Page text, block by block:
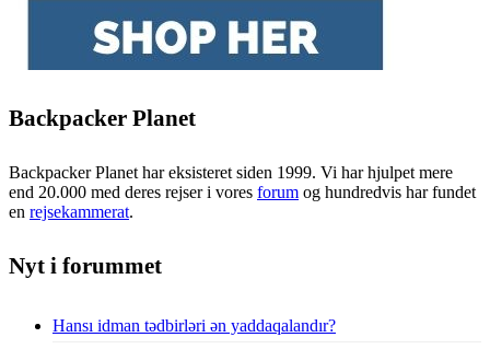
Backpacker Planet
Backpacker Planet har eksisteret siden 1999. Vi har hjulpet mere
end 20.000 med deres rejser i vores forum og hundredvis har fundet
en rejsekammerat.
Nyt i forummet
Hansı idman tədbirləri ən yaddaqalandır?